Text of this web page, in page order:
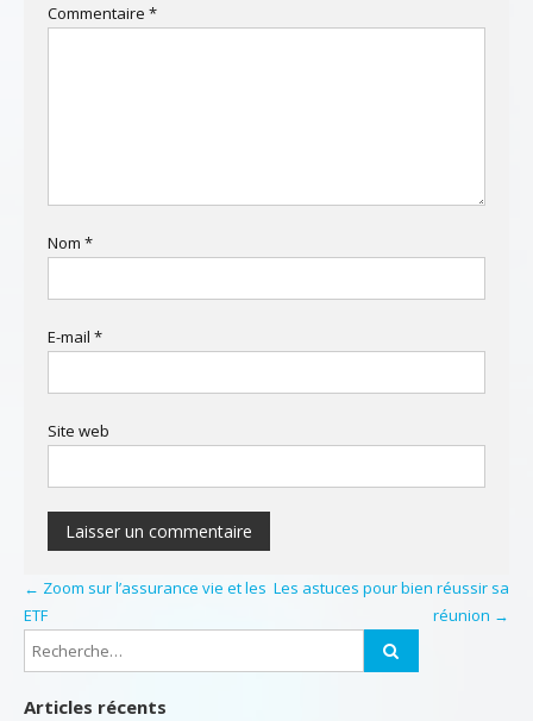
Commentaire *
Nom *
E-mail *
Site web
← Zoom sur l’assurance vie et les
ETF
Les astuces pour bien réussir sa
réunion →
Articles récents